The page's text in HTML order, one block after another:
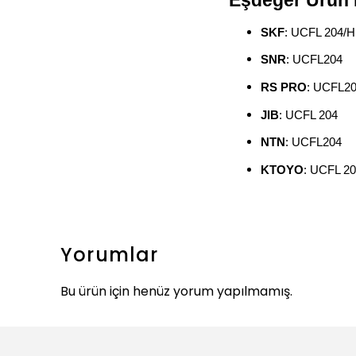
SKF: UCFL 204/H
SNR: UCFL204
RS PRO:
JIB: UCFL 204
NTN : UCFL204
KTOYO: UCFL
Yorumlar
Bu ürün için henüz yorum yapılmamış.